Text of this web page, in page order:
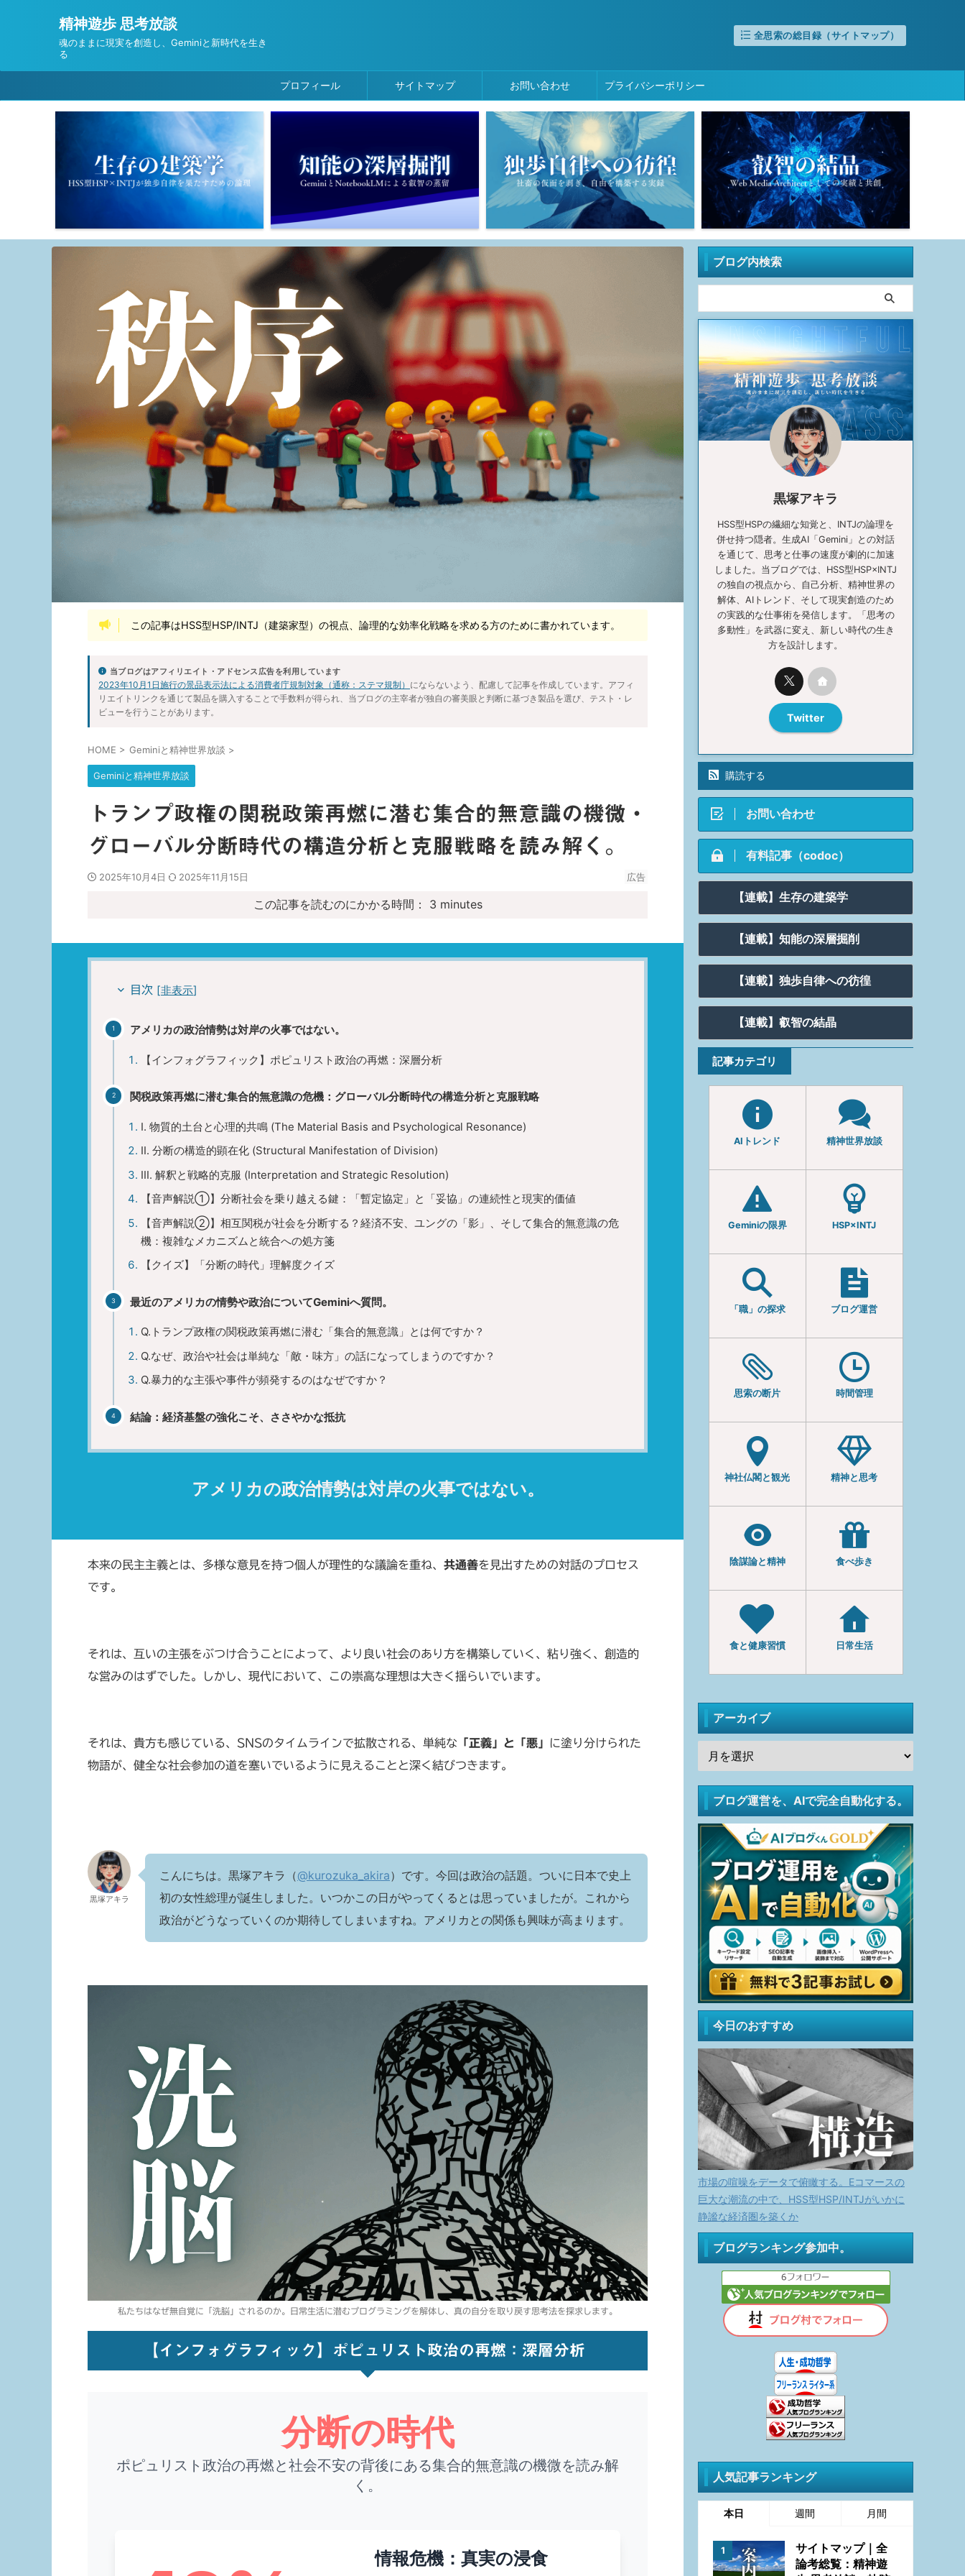
精神遊歩 思考放談
魂のままに現実を創造し、Geminiと新時代を生き
る
全思索の総目録（サイトマップ）
プロフィール サイトマップ お問い合わせ プライバシーポリシー
この記事はHSS型HSP/INTJ（建築家型）の視点、論理的な効率化戦略を求める方のために書かれています。
当ブログはアフィリエイト・アドセンス広告を利用しています
2023年10月1日施行の景品表示法による消費者庁規制対象（通称：ステマ規制） にならないよう、配慮して記事を作成しています。アフィ
リエイトリンクを通じて製品を購入することで手数料が得られ、当ブログの主宰者が独自の審美眼と判断に基づき製品を選び、テスト・レ
ビューを行うことがあります。
HOME > Geminiと精神世界放談 >
Geminiと精神世界放談
トランプ政権の関税政策再燃に潜む集合的無意識の機微・
グローバル分断時代の構造分析と克服戦略を読み解く。
2025年10月4日 2025年11月15日 広告
この記事を読むのにかかる時間： 3 minutes
目次 [非表示]
アメリカの政治情勢は対岸の火事ではない。
【インフォグラフィック】ポピュリスト政治の再燃：深層分析
関税政策再燃に潜む集合的無意識の危機：グローバル分断時代の構造分析と克服戦略
I. 物質的土台と心理的共鳴 (The Material Basis and Psychological Resonance)
II. 分断の構造的顕在化 (Structural Manifestation of Division)
III. 解釈と戦略的克服 (Interpretation and Strategic Resolution)
【音声解説①】分断社会を乗り越える鍵：「暫定協定」と「妥協」の連続性と現実的価値
【音声解説②】相互関税が社会を分断する？経済不安、ユングの「影」、そして集合的無意識の危
機：複雑なメカニズムと統合への処方箋
【クイズ】「分断の時代」理解度クイズ
最近のアメリカの情勢や政治についてGeminiへ質問。
Q.トランプ政権の関税政策再燃に潜む「集合的無意識」とは何ですか？
Q.なぜ、政治や社会は単純な「敵・味方」の話になってしまうのですか？
Q.暴力的な主張や事件が頻発するのはなぜですか？
結論：経済基盤の強化こそ、ささやかな抵抗
アメリカの政治情勢は対岸の火事ではない。
本来の民主主義とは、多様な意見を持つ個人が理性的な議論を重ね、 共通善を見出すための対話のプロセス
です。
それは、互いの主張をぶつけ合うことによって、より良い社会のあり方を構築していく、粘り強く、創造的
な営みのはずでした。しかし、現代において、この崇高な理想は大きく揺らいでいます。
それは、貴方も感じている、SNSのタイムラインで拡散される、単純な 「正義」と「悪」
に塗り分けられた
物語が、健全な社会参加の道を塞いでいるように見えることと深く結びつきます。
黒塚アキラ
こんにちは。黒塚アキラ（@kurozuka_akira）です。今回は政治の話題。ついに日本で史上
初の女性総理が誕生しました。いつかこの日がやってくるとは思っていましたが。これから
政治がどうなっていくのか期待してしまいますね。アメリカとの関係も興味が高まります。
私たちはなぜ無自覚に「洗脳」されるのか。日常生活に潜むプログラミングを解体し、真の自分を取り戻す思考法を探求します。
【インフォグラフィック】ポピュリスト政治の再燃：深層分析
ブログ内検索
黒塚アキラ
HSS型HSPの繊細な知覚と、INTJの論理を
併せ持つ隠者。生成AI「Gemini」との対話
を通じて、思考と仕事の速度が劇的に加速
しました。当ブログでは、HSS型HSP×INTJ
の独自の視点から、自己分析、精神世界の
解体、AIトレンド、そして現実創造のため
の実践的な仕事術を発信します。「思考の
多動性」を武器に変え、新しい時代の生き
方を設計します。
Twitter
購読する
お問い合わせ
有料記事（codoc）
【連載】生存の建築学
【連載】知能の深層掘削
【連載】独歩自律への彷徨
【連載】叡智の結晶
記事カテゴリ
AIトレンド 精神世界放談
Geminiの限界 HSP×INTJ
「職」の探求 ブログ運営
思索の断片 時間管理
神社仏閣と観光 精神と思考
陰謀論と精神 食べ歩き
食と健康習慣 日常生活
アーカイブ
ブログ運営を、AIで完全自動化する。
今日のおすすめ
市場の喧噪をデータで俯瞰する。Eコマースの
巨大な潮流の中で、HSS型HSP/INTJがいかに
静謐な経済圏を築くか
ブログランキング参加中。
人気記事ランキング
本日 週間 月間
サイトマップ｜全
論考総覧：精神遊